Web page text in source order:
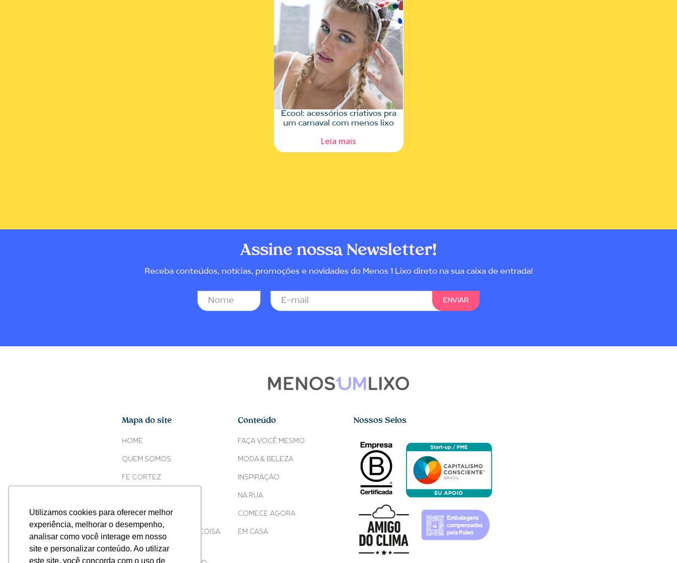
Utilizamos cookies para oferecer melhor
experiência, melhorar o desempenho,
analisar como você interage em nosso
site e personalizar conteúdo. Ao utilizar
este site, você concorda com o uso de
Ecool: acessórios criativos pra
um carnaval com menos lixo
Leia mais
Assine nossa Newsletter!
Receba conteúdos, notícias, promoções e novidades do Menos 1 Lixo direto na sua caixa de entrada!
Mapa do site
HOME
QUEM SOMOS
FE CORTEZ
ONDE ENCONTRAR
ACONTECEU ALGUMA COISA
COM O SEU COPO?
Conteúdo
FAÇA VOCÊ MESMO
MODA & BELEZA
INSPIRAÇÃO
NA RUA
COMECE AGORA
EM CASA
Nossos Selos